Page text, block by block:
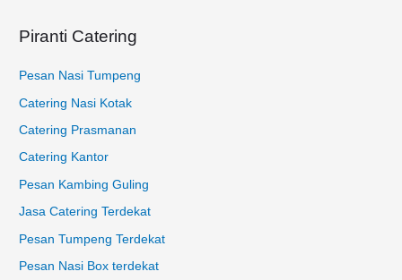
:
Piranti Catering
Pesan Nasi Tumpeng
Catering Nasi Kotak
Catering Prasmanan
Catering Kantor
Pesan Kambing Guling
Jasa Catering Terdekat
Pesan Tumpeng Terdekat
Pesan Nasi Box terdekat